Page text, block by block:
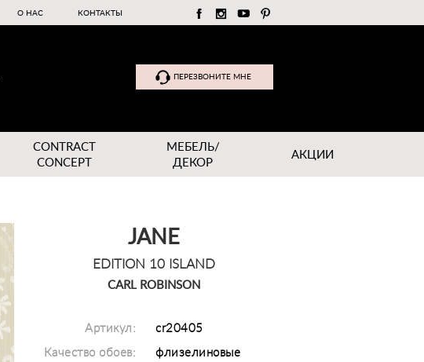
О НАС КОНТАКТЫ
ПЕРЕЗВОНИТЕ МНЕ
CONTRACT
CONCEPT
МЕБЕЛЬ/
ДЕКОР
АКЦИИ
JANE
EDITION 10 ISLAND
CARL ROBINSON
Артикул: cr20405
Качество обоев: флизелиновые